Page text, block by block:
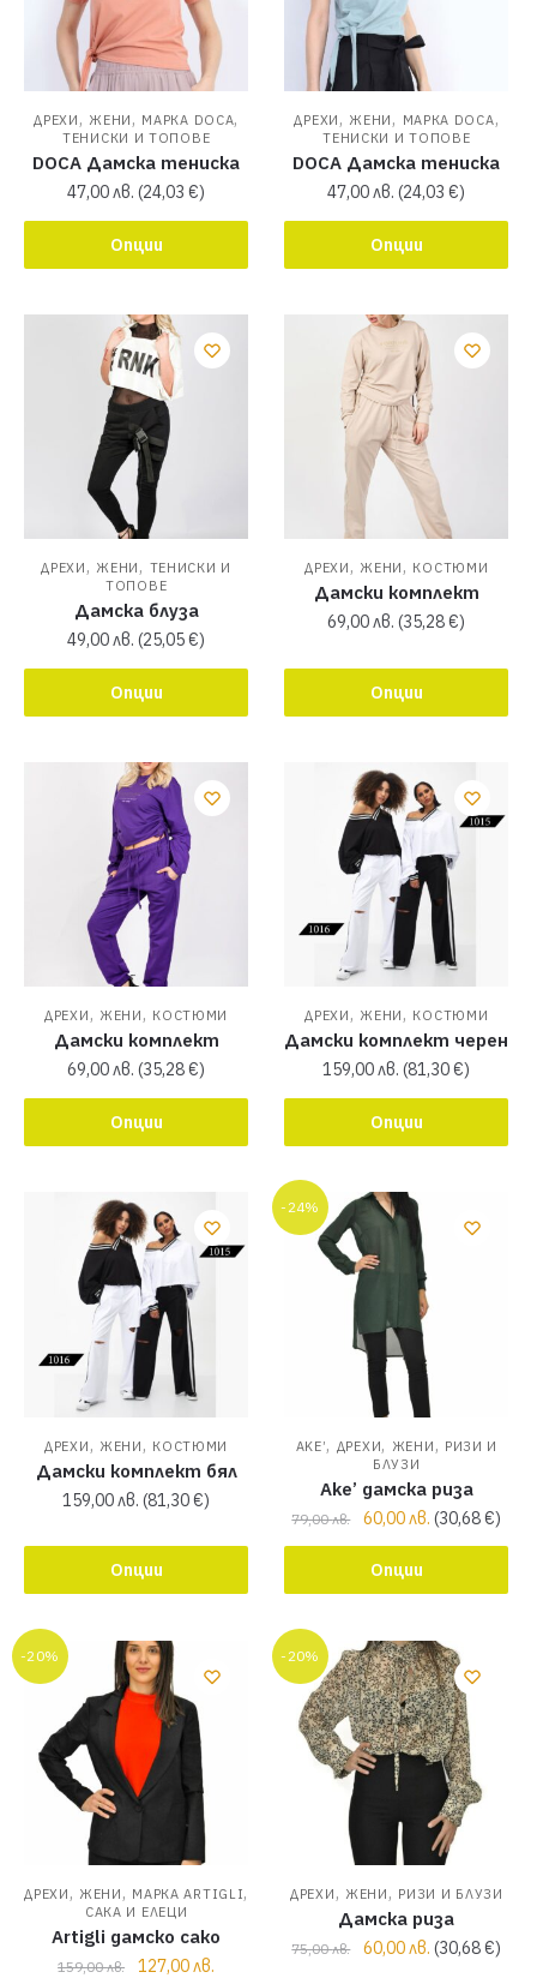
ДРЕХИ , ЖЕНИ , МАРКА DOCA,
ТЕНИСКИ И ТОПОВЕ
DOCA Дамска тениска
47,00лв. (24,03€)
Опции
ДРЕХИ , ЖЕНИ , МАРКА DOCA,
ТЕНИСКИ И ТОПОВЕ
DOCA Дамска тениска
47,00лв. (24,03€)
Опции
ДРЕХИ , ЖЕНИ , ТЕНИСКИ И
ТОПОВЕ
Дамска блуза
49,00лв. (25,05€)
Опции
ДРЕХИ , ЖЕНИ , КОСТЮМИ
Дамски комплект
69,00лв. (35,28€)
Опции
ДРЕХИ , ЖЕНИ , КОСТЮМИ
Дамски комплект
69,00лв. (35,28€)
Опции
ДРЕХИ , ЖЕНИ , КОСТЮМИ
Дамски комплект черен
159,00лв. (81,30€)
Опции
ДРЕХИ , ЖЕНИ , КОСТЮМИ
Дамски комплект бял
159,00лв. (81,30€)
Опции
-24%
AKE’, ДРЕХИ, ЖЕНИ , РИЗИ И
БЛУЗИ
Ake’ дамска риза
79,00лв. 60,00лв. (30,68€)
Опции
-20%
ДРЕХИ , ЖЕНИ , МАРКА ARTIGLI,
САКА И ЕЛЕЦИ
Artigli дамско сако
159,00лв. 127,00лв.
-20%
ДРЕХИ , ЖЕНИ , РИЗИ И БЛУЗИ
Дамска риза
75,00лв. 60,00лв. (30,68€)